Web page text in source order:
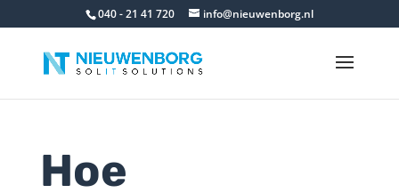
040 - 21 41 720 info@nieuwenborg.nl
Hoe